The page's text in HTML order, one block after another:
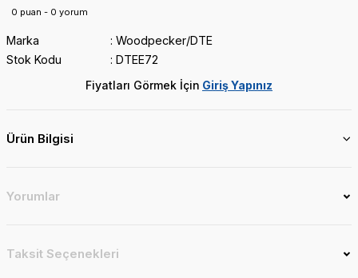
0 puan - 0 yorum
Marka
Woodpecker/DTE
Stok Kodu
DTEE72
Fiyatları Görmek İçin Giriş Yapınız
Ürün Bilgisi
Yorumlar
Taksit Seçenekleri